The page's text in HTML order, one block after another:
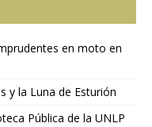
en moto en
y la Luna de Esturión
Pública de la UNLP